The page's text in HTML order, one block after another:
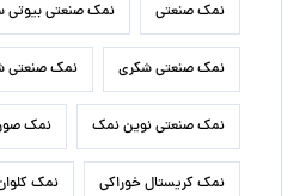
نمک صنعتی نمک صنعتی بیوتی
نمک صنعتی شکری نمک صنعتی
نمک صنعتی نوین نمک نمک
نمک کریستال خوراکی نمک